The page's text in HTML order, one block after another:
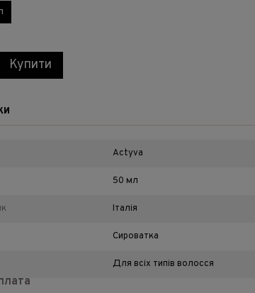
Купити
Actyva
50 мл
Італія
Сироватка
Для всіх типів волосся